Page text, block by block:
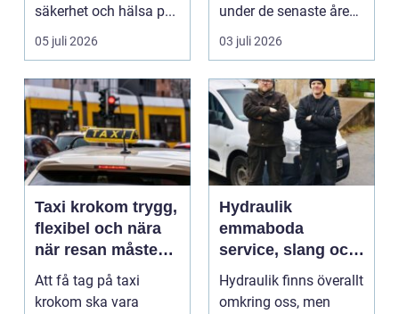
säkerhet och hälsa p...
05 juli 2026
under de senaste åren.
Publiken förväntar sig i
03 juli 2026
Taxi krokom trygg,
flexibel och nära
när resan måste
fungera
Att få tag på taxi
krokom ska vara
Hydraulik
emmaboda
service, slang och
smarta lösningar
nära till hands
Hydraulik finns överallt
omkring oss, men